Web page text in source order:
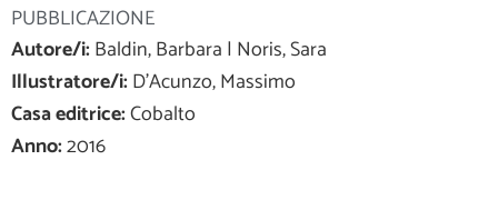
PUBBLICAZIONE
Autore/i:Baldin, Barbara | Noris, Sara
Illustratore/i:D'Acunzo, Massimo
Casa editrice:Cobalto
Anno:2016